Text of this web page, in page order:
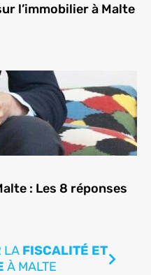
l’immobilier à Malte
: Les 8 réponses
LA FISCALITÉ ET
À MALTE